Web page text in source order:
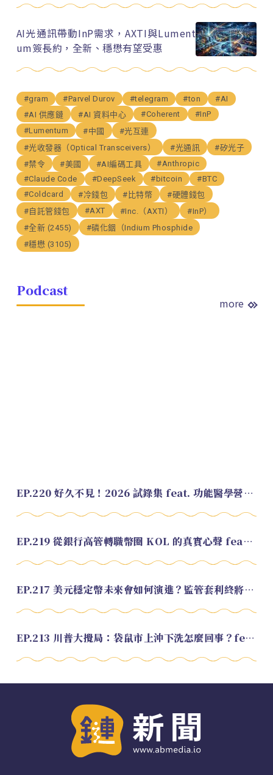
AI光通訊帶動InP需求，AXTI與Lument
um簽長約，全新、穩懋有望受惠
#gram #Parvel Durov #telegram #ton
#AI
#AI 供應鏈
#AI 資料中心 #Coherent
#InP
#Lumentum
#中國
#光互連
#光收發器（Optical Transceivers）
#光通訊
#矽光子
#禁令
#美國 #AI編碼工具
#Anthropic
#Claude Code
#DeepSeek #bitcoin
#BTC
#Coldcard
#冷錢包 #比特幣
#硬體錢包
#自託管錢包
#AXT #Inc.（AXTI）
#InP）
#全新 (2455)
#磷化銦（Indium Phosphide
#穩懋 (3105)
Podcast
more
EP.220 好久不見！2026 試錄集 feat. 功能醫學營養師 美寶
EP.219 從銀行高管轉職幣圈 KOL 的真實心聲 feat.龜大
EP.217 美元穩定幣未來會如何演進？監管套利終將收斂？feat. 研究員 余哲安
EP.213 川普大攪局：袋鼠市上沖下洗怎麼回事？feat. Alvin